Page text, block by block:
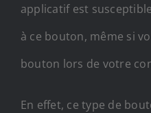
applicatif est
à ce bouton, même si
bouton lors de votre
En effet, ce type de